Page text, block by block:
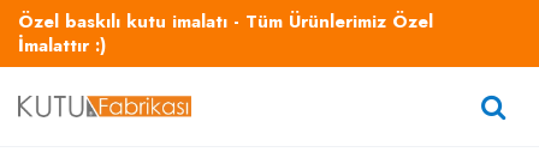
Özel baskılı kutu imalatı - Tüm Ürünlerimiz Özel
İmalattır :)